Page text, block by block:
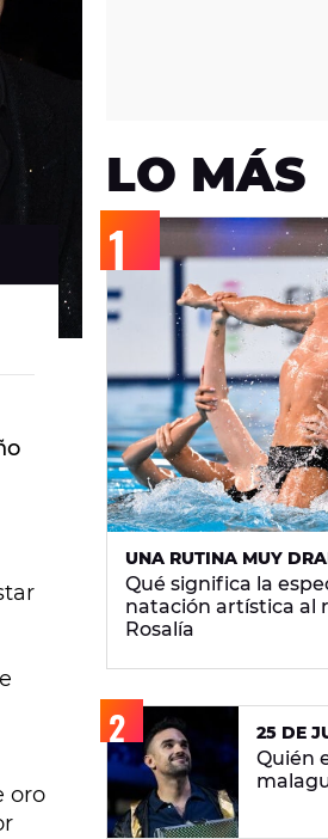
oro
LO MÁS
UNA RUTINA MUY
Qué significa la
natación artística al
Rosalía
25 DE
Quién